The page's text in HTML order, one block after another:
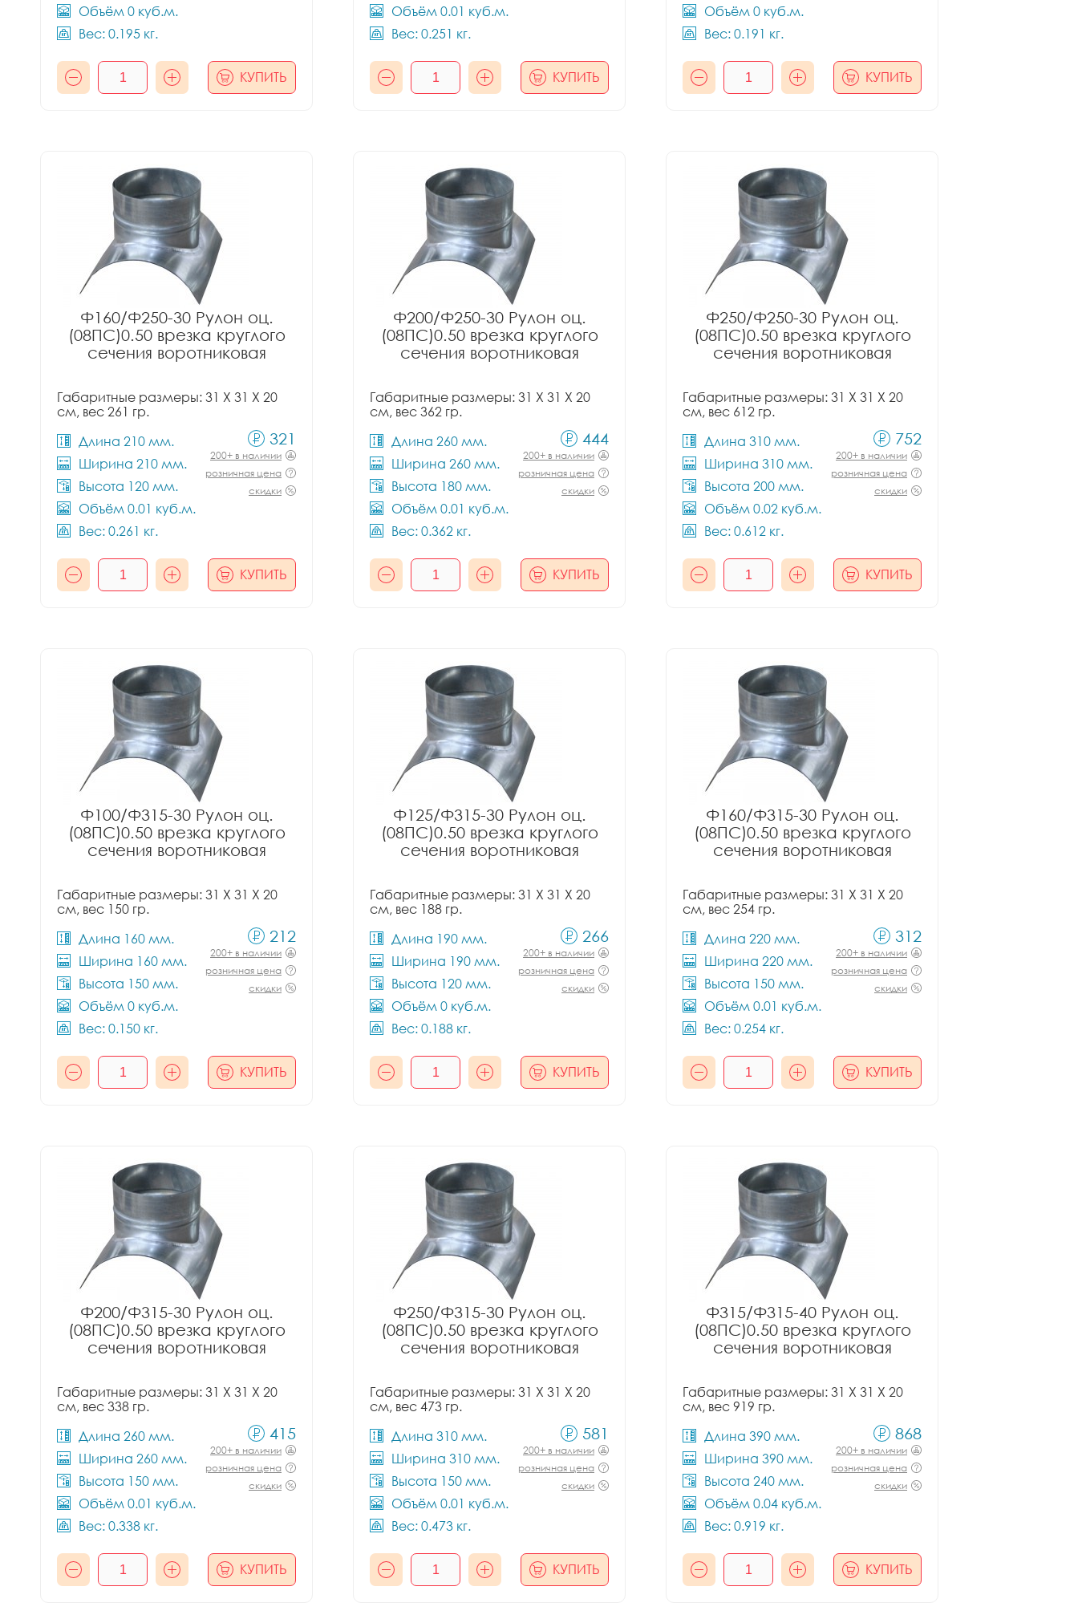
Объём 0 куб.м.
Вес: 0.195 кг.
КУПИТЬ
Объём 0.01 куб.м.
Вес: 0.251 кг.
КУПИТЬ
Объём 0 куб.м.
Вес: 0.191 кг.
КУПИТЬ
Ф160/Ф250-30 Рулон оц.
(08ПС)0.50 врезка круглого
сечения воротниковая
Габаритные размеры: 31 X 31 X 20
см, вес 261 гр.
Длина 210 мм.
Ширина 210 мм.
Высота 120 мм.
Объём 0.01 куб.м.
Вес: 0.261 кг.
321
200+ в наличии
розничная цена
скидки
КУПИТЬ
Ф200/Ф250-30 Рулон оц.
(08ПС)0.50 врезка круглого
сечения воротниковая
Габаритные размеры: 31 X 31 X 20
см, вес 362 гр.
Длина 260 мм.
Ширина 260 мм.
Высота 180 мм.
Объём 0.01 куб.м.
Вес: 0.362 кг.
444
200+ в наличии
розничная цена
скидки
КУПИТЬ
Ф250/Ф250-30 Рулон оц.
(08ПС)0.50 врезка круглого
сечения воротниковая
Габаритные размеры: 31 X 31 X 20
см, вес 612 гр.
Длина 310 мм.
Ширина 310 мм.
Высота 200 мм.
Объём 0.02 куб.м.
Вес: 0.612 кг.
752
200+ в наличии
розничная цена
скидки
КУПИТЬ
Ф100/Ф315-30 Рулон оц.
(08ПС)0.50 врезка круглого
сечения воротниковая
Габаритные размеры: 31 X 31 X 20
см, вес 150 гр.
Длина 160 мм.
Ширина 160 мм.
Высота 150 мм.
Объём 0 куб.м.
Вес: 0.150 кг.
212
200+ в наличии
розничная цена
скидки
КУПИТЬ
Ф125/Ф315-30 Рулон оц.
(08ПС)0.50 врезка круглого
сечения воротниковая
Габаритные размеры: 31 X 31 X 20
см, вес 188 гр.
Длина 190 мм.
Ширина 190 мм.
Высота 120 мм.
Объём 0 куб.м.
Вес: 0.188 кг.
266
200+ в наличии
розничная цена
скидки
КУПИТЬ
Ф160/Ф315-30 Рулон оц.
(08ПС)0.50 врезка круглого
сечения воротниковая
Габаритные размеры: 31 X 31 X 20
см, вес 254 гр.
Длина 220 мм.
Ширина 220 мм.
Высота 150 мм.
Объём 0.01 куб.м.
Вес: 0.254 кг.
312
200+ в наличии
розничная цена
скидки
КУПИТЬ
Ф200/Ф315-30 Рулон оц.
(08ПС)0.50 врезка круглого
сечения воротниковая
Габаритные размеры: 31 X 31 X 20
см, вес 338 гр.
Длина 260 мм.
Ширина 260 мм.
Высота 150 мм.
Объём 0.01 куб.м.
Вес: 0.338 кг.
415
200+ в наличии
розничная цена
скидки
КУПИТЬ
Ф250/Ф315-30 Рулон оц.
(08ПС)0.50 врезка круглого
сечения воротниковая
Габаритные размеры: 31 X 31 X 20
см, вес 473 гр.
Длина 310 мм.
Ширина 310 мм.
Высота 150 мм.
Объём 0.01 куб.м.
Вес: 0.473 кг.
581
200+ в наличии
розничная цена
скидки
КУПИТЬ
Ф315/Ф315-40 Рулон оц.
(08ПС)0.50 врезка круглого
сечения воротниковая
Габаритные размеры: 31 X 31 X 20
см, вес 919 гр.
Длина 390 мм.
Ширина 390 мм.
Высота 240 мм.
Объём 0.04 куб.м.
Вес: 0.919 кг.
868
200+ в наличии
розничная цена
скидки
КУПИТЬ